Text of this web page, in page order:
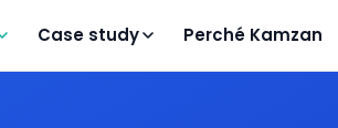
Case study Perché Kamzan